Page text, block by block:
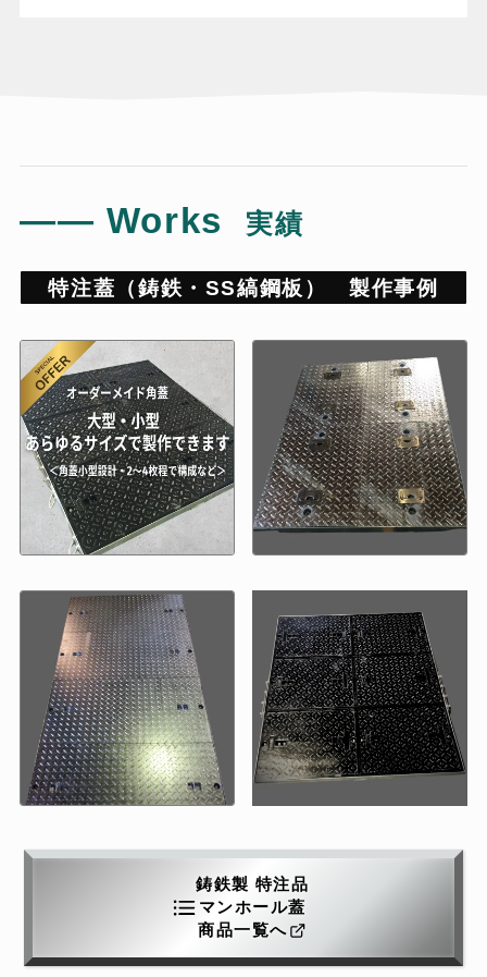
―― Works 実績
特注蓋（鋳鉄・SS縞鋼板） 製作事例
鋳鉄製 特注品
マンホール蓋
商品一覧へ